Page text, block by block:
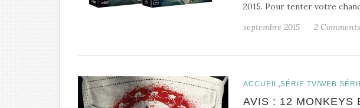
2015. Pour tenter votre
septembre 2015
2 Comments
ACCUEIL,SÉRIE TV/WEB
AVIS : 12 MONKEYS